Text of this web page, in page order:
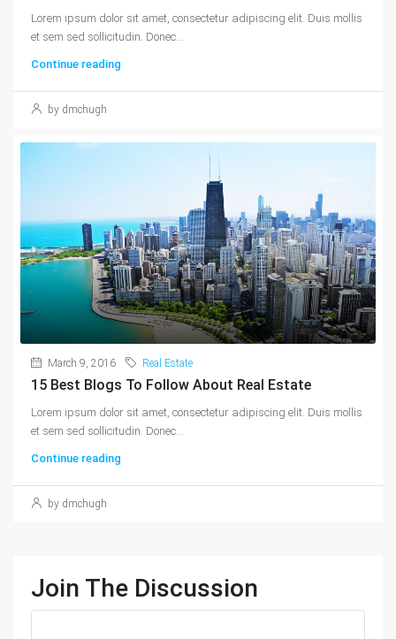
Lorem ipsum dolor sit amet, consectetur adipiscing elit. Duis mollis
et sem sed sollicitudin. Donec...
Continue reading
by dmchugh
March 9, 2016 Real Estate
15 Best Blogs To Follow About Real Estate
Lorem ipsum dolor sit amet, consectetur adipiscing elit. Duis mollis
et sem sed sollicitudin. Donec...
Continue reading
by dmchugh
Join The Discussion